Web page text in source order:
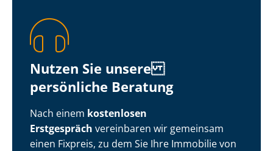
Nutzen Sie unsere
persönliche Beratung
Nach einem kostenlosen
Erstgespräch vereinbaren wir gemeinsam
einen Fixpreis, zu dem Sie Ihre Immobilie von